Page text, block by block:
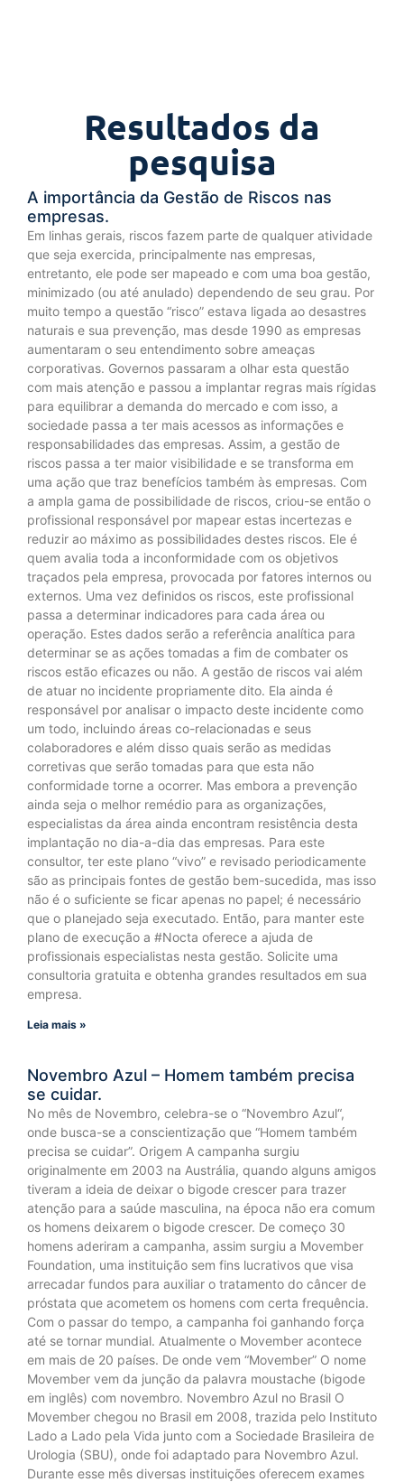
Resultados da
pesquisa
A importância da Gestão de Riscos nas
empresas.
Em linhas gerais, riscos fazem parte de qualquer atividade
que seja exercida, principalmente nas empresas,
entretanto, ele pode ser mapeado e com uma boa gestão,
minimizado (ou até anulado) dependendo de seu grau. Por
muito tempo a questão “risco” estava ligada ao desastres
naturais e sua prevenção, mas desde 1990 as empresas
aumentaram o seu entendimento sobre ameaças
corporativas. Governos passaram a olhar esta questão
com mais atenção e passou a implantar regras mais rígidas
para equilibrar a demanda do mercado e com isso, a
sociedade passa a ter mais acessos as informações e
responsabilidades das empresas. Assim, a gestão de
riscos passa a ter maior visibilidade e se transforma em
uma ação que traz benefícios também às empresas. Com
a ampla gama de possibilidade de riscos, criou-se então o
profissional responsável por mapear estas incertezas e
reduzir ao máximo as possibilidades destes riscos. Ele é
quem avalia toda a inconformidade com os objetivos
traçados pela empresa, provocada por fatores internos ou
externos. Uma vez definidos os riscos, este profissional
passa a determinar indicadores para cada área ou
operação. Estes dados serão a referência analítica para
determinar se as ações tomadas a fim de combater os
riscos estão eficazes ou não. A gestão de riscos vai além
de atuar no incidente propriamente dito. Ela ainda é
responsável por analisar o impacto deste incidente como
um todo, incluindo áreas co-relacionadas e seus
colaboradores e além disso quais serão as medidas
corretivas que serão tomadas para que esta não
conformidade torne a ocorrer. Mas embora a prevenção
ainda seja o melhor remédio para as organizações,
especialistas da área ainda encontram resistência desta
implantação no dia-a-dia das empresas. Para este
consultor, ter este plano “vivo” e revisado periodicamente
são as principais fontes de gestão bem-sucedida, mas isso
não é o suficiente se ficar apenas no papel; é necessário
que o planejado seja executado. Então, para manter este
plano de execução a #Nocta oferece a ajuda de
profissionais especialistas nesta gestão. Solicite uma
consultoria gratuita e obtenha grandes resultados em sua
empresa.
Leia mais »
Novembro Azul – Homem também precisa
se cuidar.
No mês de Novembro, celebra-se o “Novembro Azul“,
onde busca-se a conscientização que “Homem também
precisa se cuidar”. Origem A campanha surgiu
originalmente em 2003 na Austrália, quando alguns amigos
tiveram a ideia de deixar o bigode crescer para trazer
atenção para a saúde masculina, na época não era comum
os homens deixarem o bigode crescer. De começo 30
homens aderiram a campanha, assim surgiu a Movember
Foundation, uma instituição sem fins lucrativos que visa
arrecadar fundos para auxiliar o tratamento do câncer de
próstata que acometem os homens com certa frequência.
Com o passar do tempo, a campanha foi ganhando força
até se tornar mundial. Atualmente o Movember acontece
em mais de 20 países. De onde vem “Movember” O nome
Movember vem da junção da palavra moustache (bigode
em inglês) com novembro. Novembro Azul no Brasil O
Movember chegou no Brasil em 2008, trazida pelo Instituto
Lado a Lado pela Vida junto com a Sociedade Brasileira de
Urologia (SBU), onde foi adaptado para Novembro Azul.
Durante esse mês diversas instituições oferecem exames